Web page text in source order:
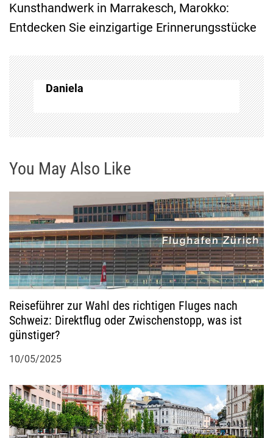
r
g
s
n
a
v
i
g
a
t
i
o
n
Kunsthandwerk in Marrakesch, Marokko:
Entdecken Sie einzigartige Erinnerungsstücke
Daniela
You May Also Like
Reiseführer zur Wahl des richtigen Fluges nach
Schweiz: Direktflug oder Zwischenstopp, was ist
günstiger?
10/05/2025